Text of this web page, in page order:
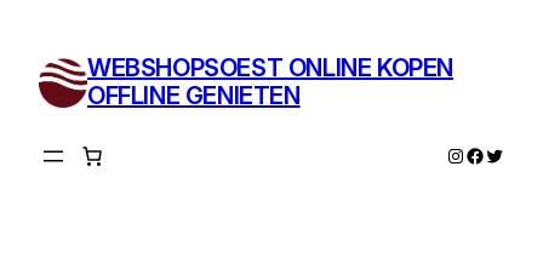
inhoud
WEBSHOPSOEST ONLINE KOPEN
OFFLINE GENIETEN
Instagram
Twitter